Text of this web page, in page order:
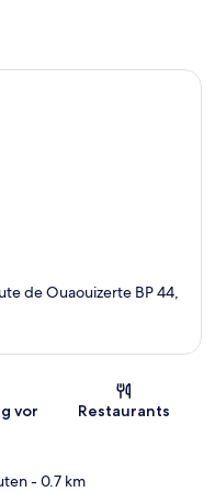
de Ouaouizerte BP 44,
vor
Restaurants
- 0.7 km